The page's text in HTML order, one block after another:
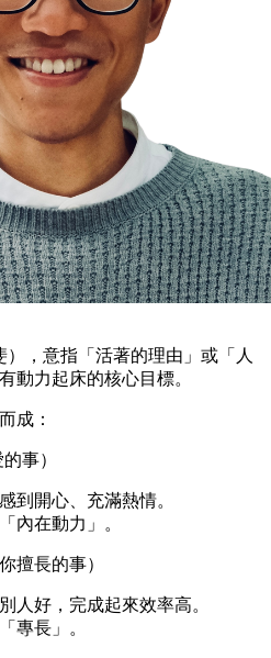
，意指「活著的理由」或「人
動力起床的核心目標。
成：
事）
到開心、充滿熱情。
內在動力」。
擅長的事）
人好，完成起來效率高。
專長」。